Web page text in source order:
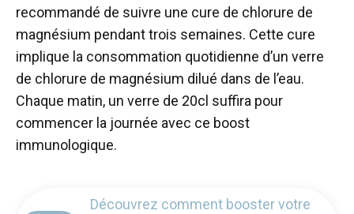
recommandé de suivre une cure de chlorure de
magnésium pendant trois semaines. Cette cure
implique la consommation quotidienne d’un verre
de chlorure de magnésium dilué dans de l’eau.
Chaque matin, un verre de 20cl suffira pour
commencer la journée avec ce boost
immunologique.
Découvrez comment booster votre